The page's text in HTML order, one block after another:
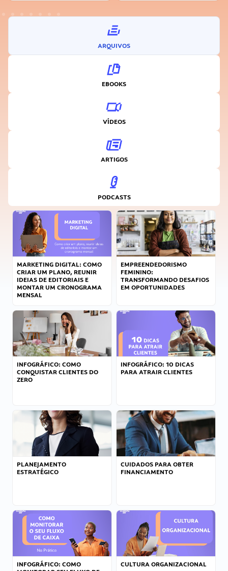
ARQUIVOS
EBOOKS
VÍDEOS
ARTIGOS
PODCASTS
MARKETING DIGITAL: COMO
CRIAR UM PLANO, REUNIR
IDEIAS DE EDITORIAIS E
MONTAR UM CRONOGRAMA
MENSAL
EMPREENDEDORISMO
FEMININO:
TRANSFORMANDO DESAFIOS
EM OPORTUNIDADES
INFOGRÁFICO: COMO
CONQUISTAR CLIENTES DO
ZERO
INFOGRÁFICO: 10 DICAS
PARA ATRAIR CLIENTES
PLANEJAMENTO
ESTRATÉGICO
CUIDADOS PARA OBTER
FINANCIAMENTO
INFOGRÁFICO: COMO
CULTURA ORGANIZACIONAL